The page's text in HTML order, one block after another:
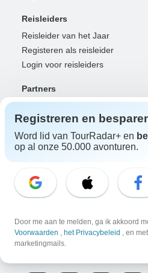
Reisleiders
Reisleider van het Jaar
Registeren als reisleider
Login voor reisleiders
Partners
RISE: Affiliates & makers
DMO's & marketeers
OTAs, luchtvaartmaatschappijen
Hulp
Klantenservice
Nederland +31 858 881 876
Registreren en
Word lid van TourRadar+ en
op al onze 50.000 avonturen.
Door me aan te melden, ga ik akkoord
Voorwaarden , het Privacybeleid , en
marketingmails.